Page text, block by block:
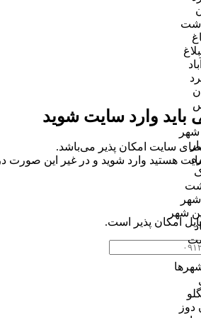
باید وارد سایت شوید
سایت امکان پذیر می‌باشد.
هستید وارد شوید و در غیر این صورت
امکان پذیر است.
شهر
دوز